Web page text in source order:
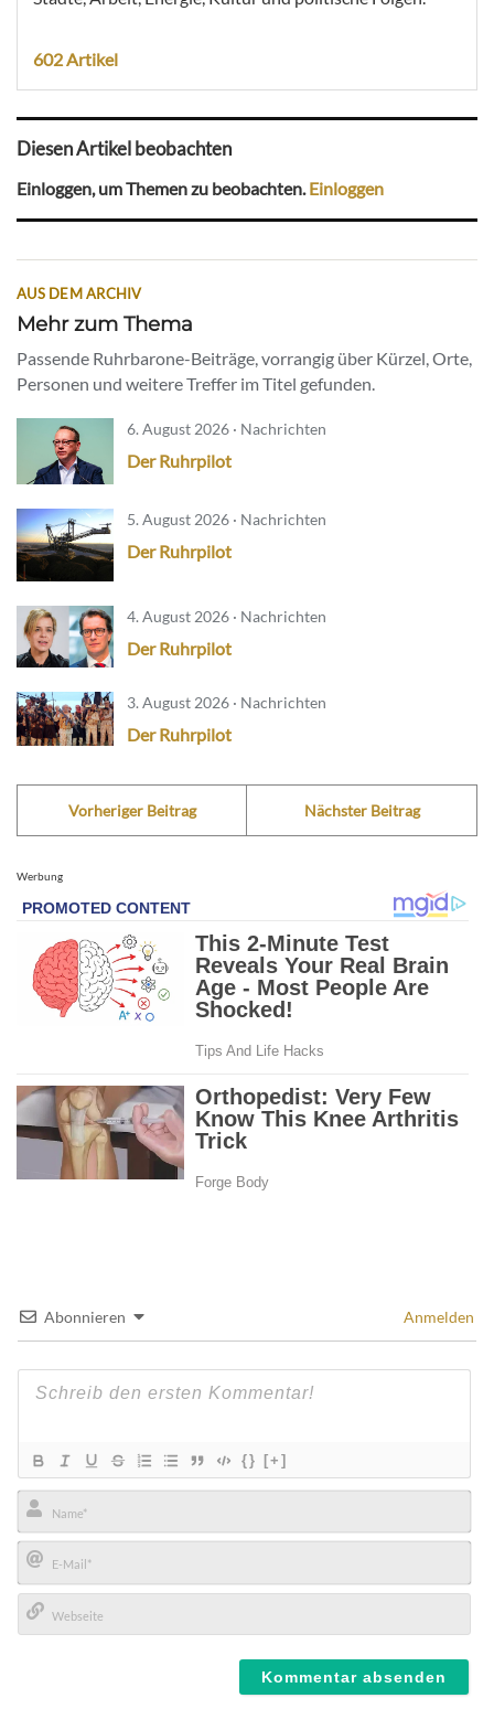
602 Artikel
Diesen Artikel beobachten
Einloggen, um Themen zu beobachten.Einloggen
AUS DEM ARCHIV
Mehr zum Thema
Passende Ruhrbarone-Beiträge, vorrangig über Kürzel, Orte,
Personen und weitere Treffer im Titel gefunden.
6. August 2026 · Nachrichten
Der Ruhrpilot
5. August 2026 · Nachrichten
Der Ruhrpilot
4. August 2026 · Nachrichten
Der Ruhrpilot
3. August 2026 · Nachrichten
Der Ruhrpilot
Vorheriger Beitrag Nächster Beitrag
Werbung
Abonnieren Anmelden
{} [+]
Name*
E-
Mail*